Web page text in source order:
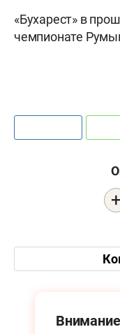
«Бухарест» в
чемпионате
+